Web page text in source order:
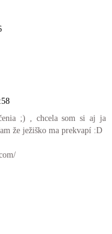
;) , chcela som si aj ja
že ježiško ma prekvapí :D